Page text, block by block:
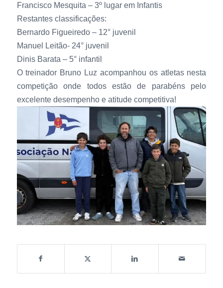
Francisco Mesquita – 3º lugar em Infantis
Restantes classificações:
Bernardo Figueiredo – 12° juvenil
Manuel Leitão- 24° juvenil
Dinis Barata – 5° infantil
O treinador Bruno Luz acompanhou os atletas nesta
competição onde todos estão de parabéns pelo
excelente desempenho e atitude competitiva!